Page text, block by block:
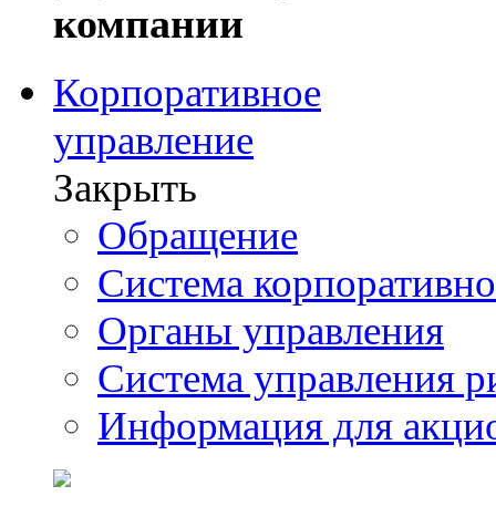
компании
Корпоративное
управление
Закрыть
Обращение
Система
Органы управления
Система управления
Информация для